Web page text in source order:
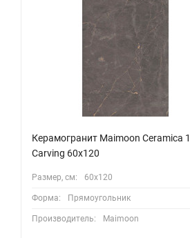
Керамогранит Maimoon Ceramica
Carving 60x120
Размер, см: 60х120
Форма: Прямоугольник
Производитель: Maimoon